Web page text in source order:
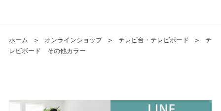
ホーム ＞ オンラインショップ ＞ テレビ台・テレビボード ＞
テ
レビボード その他カラー